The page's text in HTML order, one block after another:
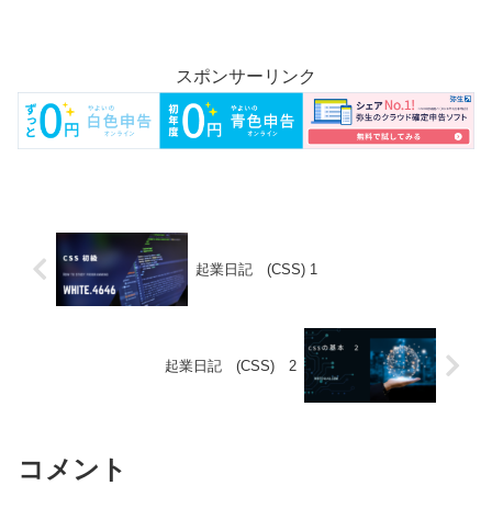
スポンサーリンク
起業日記 (CSS) 1
起業日記 (CSS) 2
コメント